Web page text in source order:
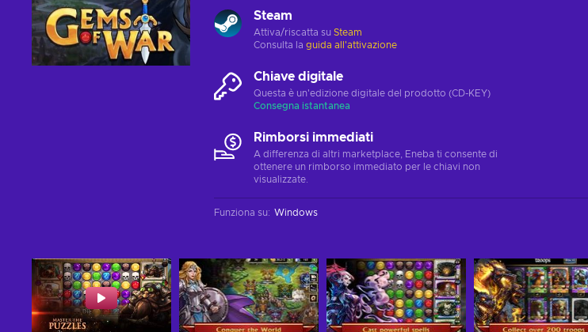
Steam
Attiva/riscatta su Steam
Consulta la guida all'attivazione
Chiave digitale
Questa è un'edizione digitale del prodotto (CD-KEY)
Consegna istantanea
Rimborsi immediati
A differenza di altri marketplace, Eneba ti consente di
ottenere un rimborso immediato per le chiavi non
visualizzate.
Funziona su: Windows